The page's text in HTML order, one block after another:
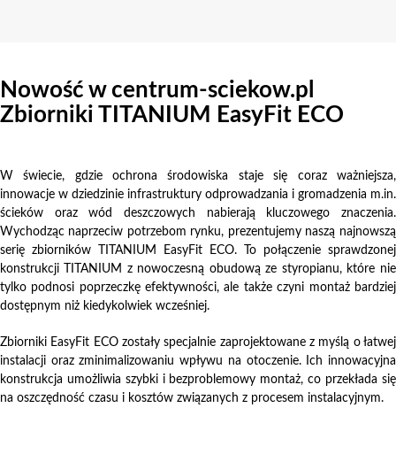
Nowość w centrum-sciekow.pl
Zbiorniki TITANIUM EasyFit ECO
W świecie, gdzie ochrona środowiska staje się coraz ważniejsza,
innowacje w dziedzinie infrastruktury odprowadzania i gromadzenia m.in.
ścieków oraz wód deszczowych nabierają kluczowego znaczenia.
Wychodząc naprzeciw potrzebom rynku, prezentujemy naszą najnowszą
serię zbiorników TITANIUM EasyFit ECO. To połączenie sprawdzonej
konstrukcji TITANIUM z nowoczesną obudową ze styropianu, które nie
tylko podnosi poprzeczkę efektywności, ale także czyni montaż bardziej
dostępnym niż kiedykolwiek wcześniej.
Zbiorniki EasyFit ECO zostały specjalnie zaprojektowane z myślą o łatwej
instalacji oraz zminimalizowaniu wpływu na otoczenie. Ich innowacyjna
konstrukcja umożliwia szybki i bezproblemowy montaż, co przekłada się
na oszczędność czasu i kosztów związanych z procesem instalacyjnym.